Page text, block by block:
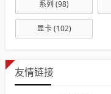
系列 (98)
显卡(102)
友情链接